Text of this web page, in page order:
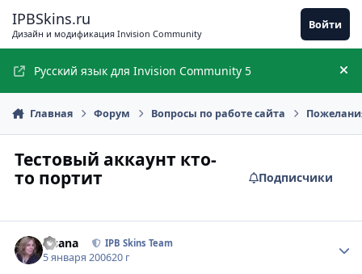
IPBSkins.ru
Дизайн и модификация Invision Community
Войти
Русский язык для Invision Community 5
Главная Форум Вопросы по работе сайта
Тестовый аккаунт кто-
то портит
Подписчики
Fisana IPB Skins Team
5 января 200620 г